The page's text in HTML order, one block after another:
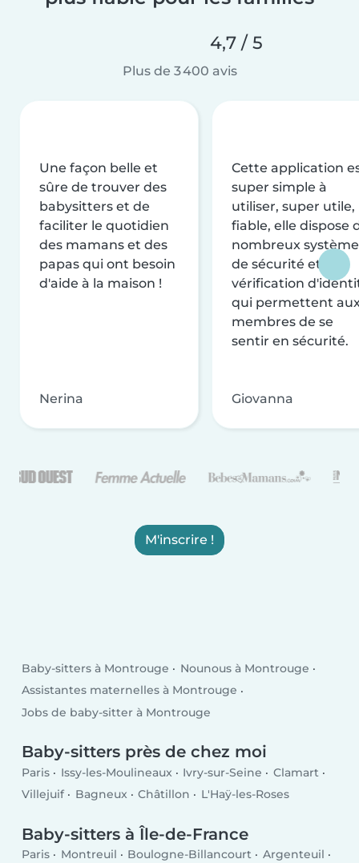
4,7 / 5
Plus de 3 400 avis
Une façon belle et
sûre de trouver des
babysitters et de
faciliter le quotidien
des mamans et des
papas qui ont besoin
d'aide à la maison !
Nerina
Cette application
super simple à
utiliser, super utile,
fiable, elle dispose
nombreux
de sécurité et de
vérification
qui permettent
membres de se
sentir en sécurité.
Giovanna
M'inscrire !
Baby-sitters à Montrouge
Nounous à Montrouge
Assistantes maternelles à Montrouge
Jobs de baby-sitter à Montrouge
Baby-sitters près de chez moi
Paris Issy-les-Moulineaux Ivry-sur-Seine
Clamart
Villejuif
Bagneux Châtillon L'Haÿ-les-Roses
Baby-sitters à Île-de-France
Paris Montreuil Boulogne-Billancourt
Argenteuil